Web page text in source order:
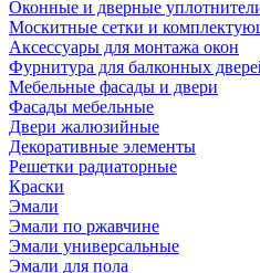
Оконные и дверные
Москитные сетки и
Аксессуары для монтажа окон
Фурнитура для балконных
Мебельные фасады и двери
Фасады мебельные
Двери жалюзийные
Декоративные элементы
Решетки радиаторные
Краски
Эмали
Эмали по ржавчине
Эмали универсальные
Эмали для пола